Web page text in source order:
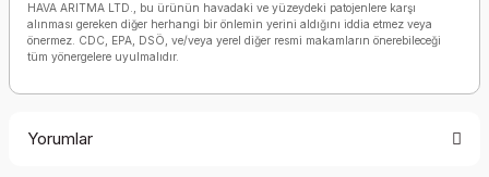
HAVA ARITMA LTD., bu ürünün havadaki ve yüzeydeki patojenlere karşı
alınması gereken diğer herhangi bir önlemin yerini aldığını iddia etmez veya
önermez. CDC, EPA, DSÖ, ve/veya yerel diğer resmi makamların önerebileceği
tüm yönergelere uyulmalıdır.
Yorumlar